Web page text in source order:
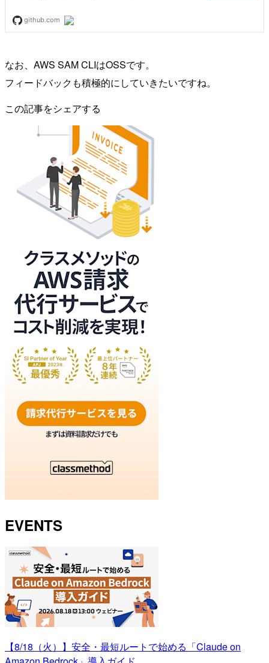
なお、AWS SAM CLIはOSSです。
フィードバックも積極的にしていきたいですね。
この記事をシェアする
EVENTS
【8/18（火）】安全・最短ルートで始める「Claude on